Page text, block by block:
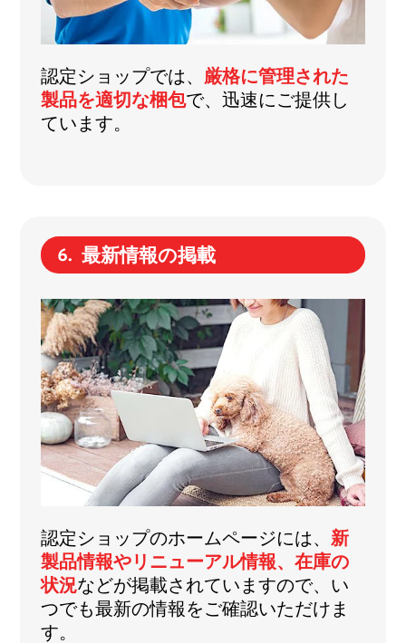
認定ショップでは、
厳格に管理された
製品を適切な梱包で、迅速にご提供し
ています。
最新情報の掲載
認定ショップのホームページには、 新
製品情報やリニューアル情報、在庫の
状況などが掲載されていますので、い
つでも最新の情報をご確認いただけま
す。